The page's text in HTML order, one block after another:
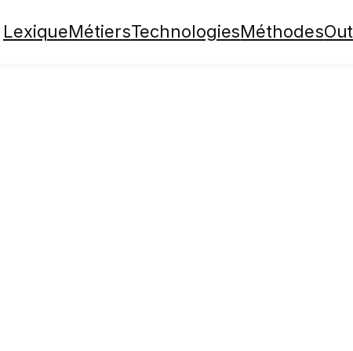
LexiqueMétiersTechnologiesMéthodes